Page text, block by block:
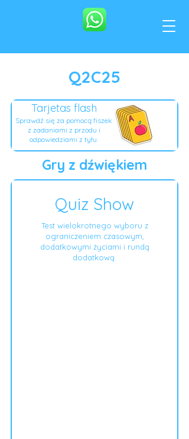
Q2C25
Tarjetas flash
Sprawdź się za pomocą fiszek
z zadaniami z przodu i
odpowiedziami z tyłu.
Gry z dźwiękiem
Quiz Show
Test wielokrotnego wyboru z
ograniczeniem czasowym,
dodatkowymi życiami i rundą
dodatkową.